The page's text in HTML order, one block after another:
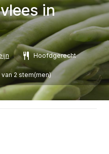
in
Hoofdgerecht
van2 stem(men)